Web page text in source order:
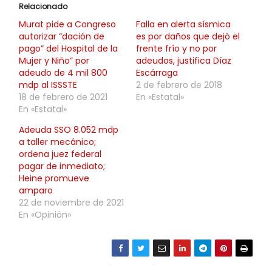
Relacionado
Murat pide a Congreso
autorizar “dación de
pago” del Hospital de la
Mujer y Niño” por
adeudo de 4 mil 800
mdp al ISSSTE
18 de febrero de 2021
En «Estatal»
Falla en alerta sísmica
es por daños que dejó el
frente frío y no por
adeudos, justifica Díaz
Escárraga
2 de febrero de 2018
En «Estatal»
Adeuda SSO 8.052 mdp
a taller mecánico;
ordena juez federal
pagar de inmediato;
Heine promueve
amparo
22 de noviembre de 2021
En «Opinión»